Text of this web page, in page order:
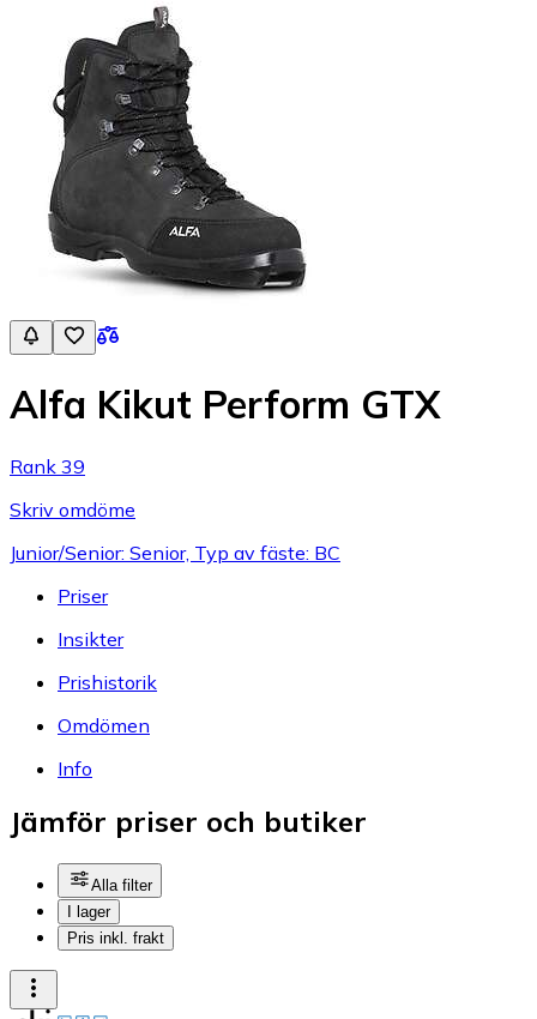
Alfa Kikut Perform GTX
Rank 39
Skriv omdöme
Junior/Senior: Senior, Typ av fäste: BC
Priser
Insikter
Prishistorik
Omdömen
Info
Jämför priser och butiker
Alla filter
I lager
Pris inkl. frakt